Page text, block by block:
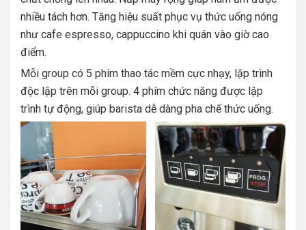
nhiều tách hơn. Tăng hiệu suất phục vụ thức uống nóng
như cafe espresso, cappuccino khi quán vào giờ cao
điểm.
Mỗi group có 5 phím thao tác mềm cực nhạy, lập trình
độc lập trên mỗi group. 4 phím chức năng được lập
trình tự động, giúp barista dễ dàng pha chế thức uống.